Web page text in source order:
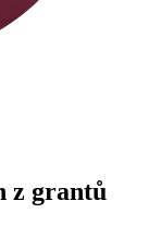
z grantů